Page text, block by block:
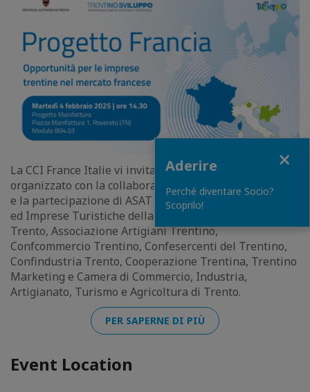
La CCI France Italie vi invita a partecipare all'evento
organizzato con la collaborazione di Trentino Sviluppo
e la partecipazione di ASAT - Associazione Albergatori
ed Imprese Turistiche della Provincia di Trento, ANCE
Trento, Associazione Artigiani Trentino,
Confcommercio Trentino, Confesercenti del Trentino,
Confindustria Trento, Cooperazione Trentina, Trentino
Marketing e Camera di Commercio, Industria,
Artigianato, Turismo e Agricoltura di Trento.
PER SAPERNE DI PIÙ
Event Location
Aderire
Perché diventare Socio?
Scoprilo!